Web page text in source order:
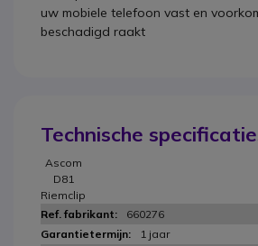
uw mobiele telefoon vast en
beschadigd raakt
Technische
Ascom
D81
Riemclip
660276
1 jaar